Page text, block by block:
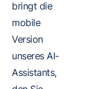
bringt die
mobile
Version
unseres AI-
Assistants,